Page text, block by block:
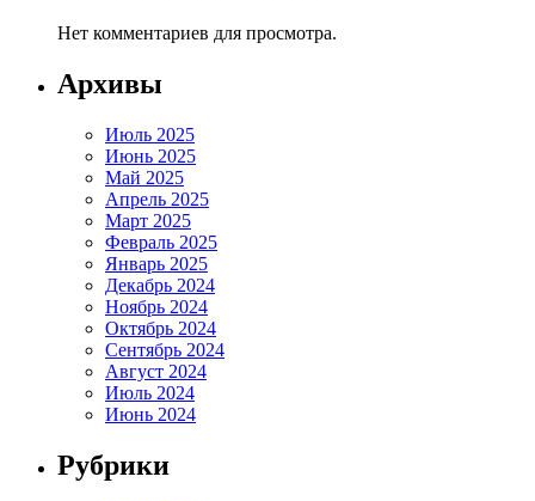
Нет комментариев для просмотра.
Архивы
Июль 2025
Июнь 2025
Май 2025
Апрель 2025
Март 2025
Февраль 2025
Январь 2025
Декабрь 2024
Ноябрь 2024
Октябрь 2024
Сентябрь 2024
Август 2024
Июль 2024
Июнь 2024
Рубрики